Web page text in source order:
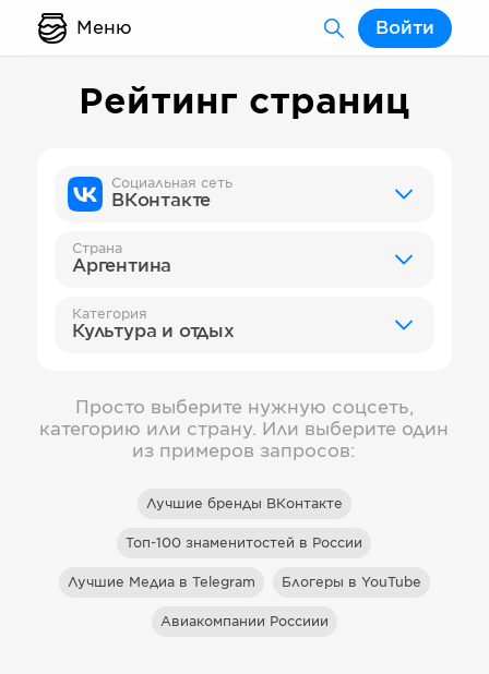
Меню Войти
Рейтинг страниц
Социальная сеть
ВКонтакте
Страна
Аргентина
Категория
Культура и отдых
Просто выберите нужную соцсеть,
категорию или страну. Или выберите один
из примеров запросов:
Лучшие бренды ВКонтакте
Топ-100 знаменитостей в России
Лучшие Медиа в Telegram Блогеры в YouTube
Авиакомпании Россиии